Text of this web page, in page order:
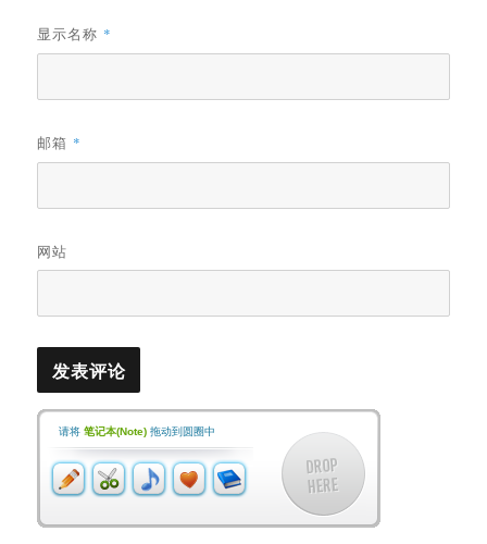
显示名称 *
邮箱 *
网站
请将笔记本(Note) 拖动到圆圈中